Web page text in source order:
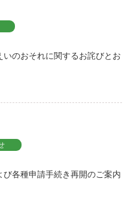
のおそれに関するお詫びとお
各種申請手続き再開のご案内